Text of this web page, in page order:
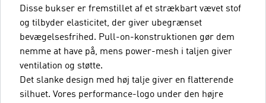
Disse bukser er fremstillet af et strækbart vævet stof
og tilbyder elasticitet, der giver ubegrænset
bevægelsesfrihed. Pull-on-konstruktionen gør dem
nemme at have på, mens power-mesh i taljen giver
ventilation og støtte.
Det slanke design med høj talje giver en flatterende
silhuet. Vores performance-logo under den højre